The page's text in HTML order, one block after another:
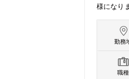
様になり
定義、
営業力の
勤務
職種